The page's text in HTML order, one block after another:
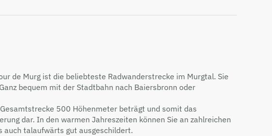
de Murg ist die beliebteste Radwanderstrecke im Murgtal. Sie
bequem mit der Stadtbahn nach Baiersbronn oder
500 Höhenmeter beträgt und somit das
dar. In den warmen Jahreszeiten können Sie an zahlreichen
auch talaufwärts gut ausgeschildert.